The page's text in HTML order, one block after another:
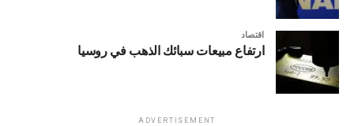
اقتصاد
ارتفاع مبيعات سبائك الذهب في روسيا
ADVERTISEMENT